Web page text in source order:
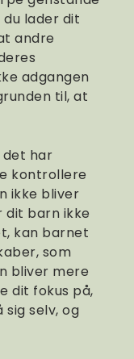
lader dit
andre
adgangen
til, at
det har
kontrollere
ikke bliver
dit barn ikke
kan barnet
som
bliver mere
dit fokus på,
selv, og